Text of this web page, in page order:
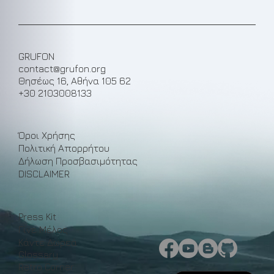
Όροι Χρήσης
Πολιτική Απορρήτου
Δήλωση Προσβασιμότητας
DISCLAIMER
Press Kit
Γίνε Μέλος
Κάντε Δωρεά
Glossary
Retro Corner
GRUFON
contact@grufon.org
Θησέως 16, Αθήνα 105 62
+30 2103008133